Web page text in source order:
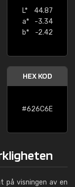
L*
44.87
a*
-3.34
b*
-2.42
HEX KOD
#626C6E
visningen av en